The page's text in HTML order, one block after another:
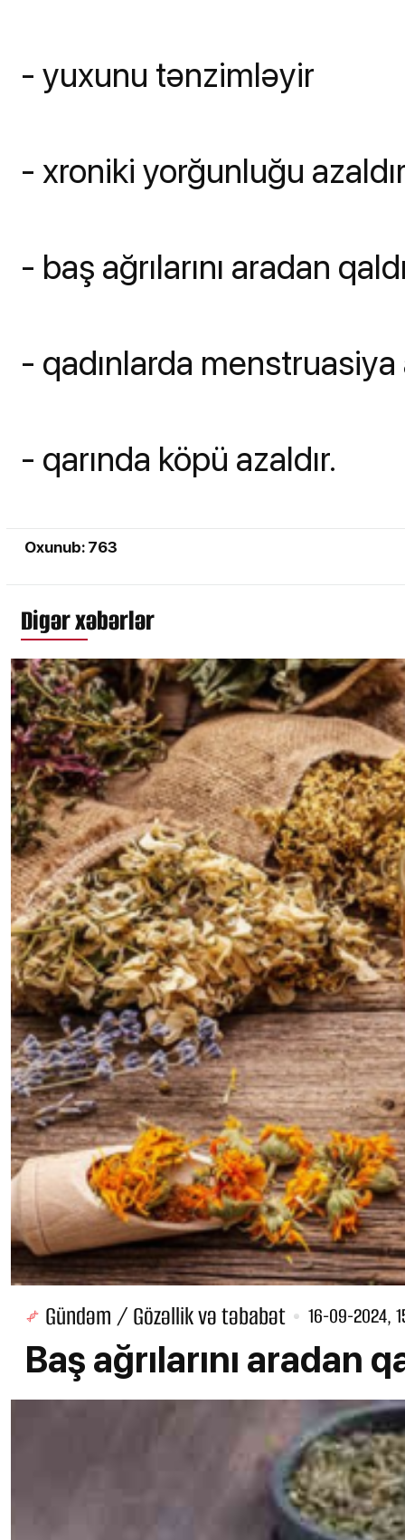
- yuxunu tənzimləyir
- xroniki yorğunluğu
- baş ağrılarını aradan
- qadınlarda menstruasiya
- qarında köpü azaldır.
Oxunub: 763
Digər xəbərlər
Gündəm / Gözəllik və təbabət 16-09-2024,
Baş ağrılarını aradan